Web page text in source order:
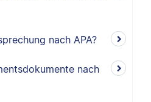
nach APA?
nach